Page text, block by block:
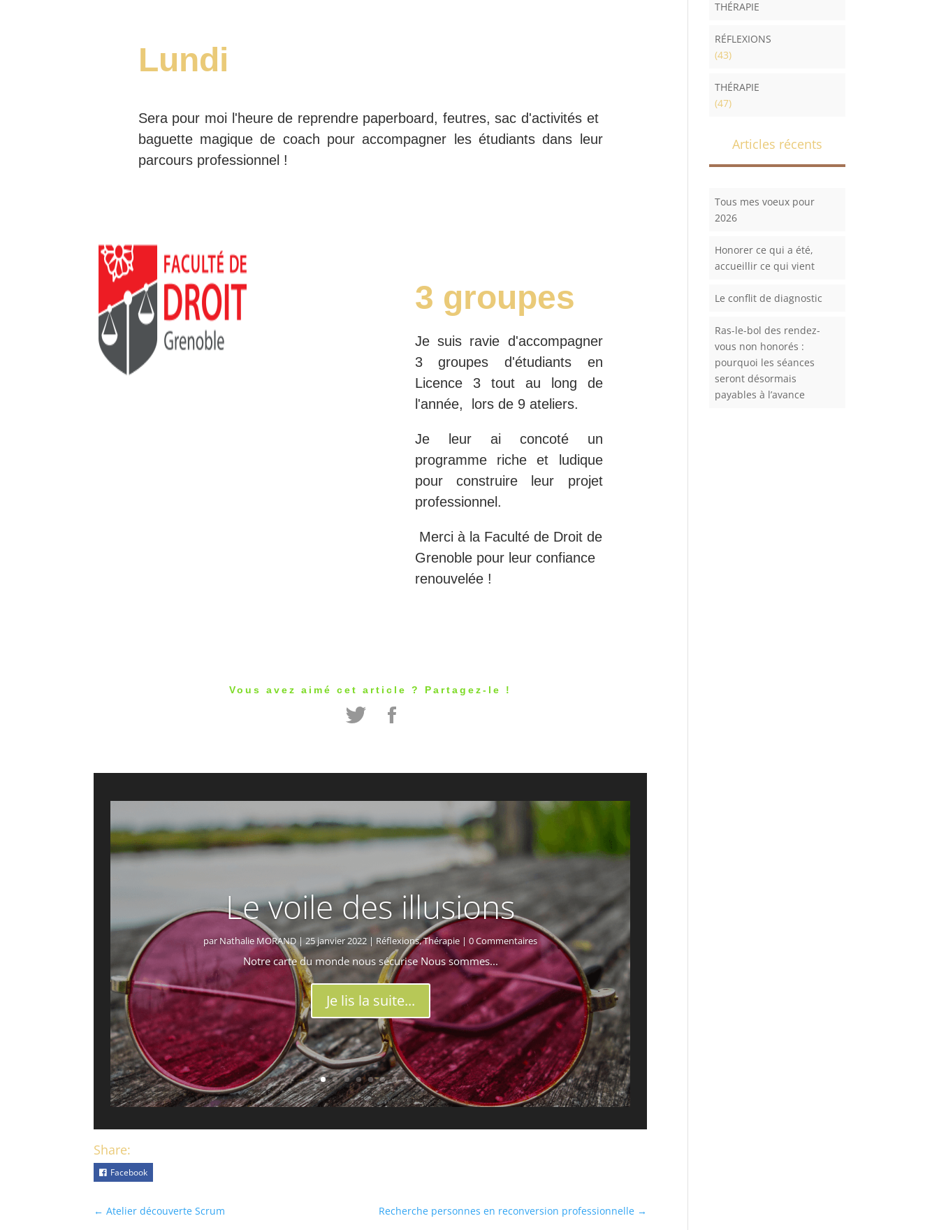
Lundi
Sera pour moi l'heure de reprendre paperboard, feutres, sac d'activités et
baguette magique de coach pour accompagner les étudiants dans leur
parcours professionnel !
3 groupes
Je suis ravie d'accompagner
3 groupes d'étudiants en
Licence 3 tout au long de
l'année, lors de 9 ateliers.
Je leur ai concoté un
programme riche et ludique
pour construire leur projet
professionnel.
Merci à la Faculté de Droit de
Grenoble pour leur confiance
renouvelée !
Vous avez aimé cet article ? Partagez-le !
Le voile des illusions
par Nathalie MORAND |25 janvier 2022 | Réflexions,Thérapie | 0 Commentaires
Notre carte du monde nous sécurise Nous sommes...
Je lis la suite...
Share:
Facebook
← Atelier découverte Scrum Recherche personnes en reconversion professionnelle →
THÉRAPIE
RÉFLEXIONS
(43)
THÉRAPIE
(47)
Articles récents
Tous mes voeux pour
2026
Honorer ce qui a été,
accueillir ce qui vient
Le conflit de diagnostic
Ras-le-bol des rendez-
vous non honorés :
pourquoi les séances
seront désormais
payables à l’avance